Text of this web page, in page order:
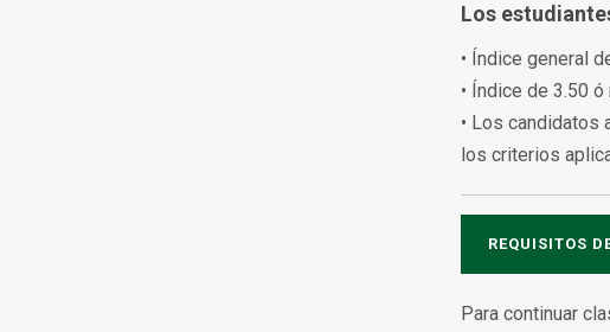
Los
• Índice general
• Índice de 3.50
• Los
los criterios
REQUISITOS
Para continuar